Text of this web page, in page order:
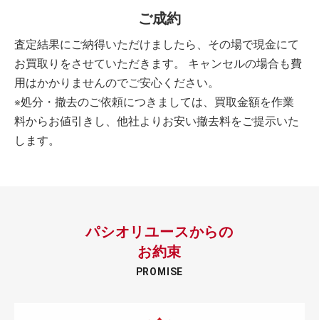
ご成約
査定結果にご納得いただけましたら、その場で現金にて
お買取りをさせていただきます。 キャンセルの場合も費
用はかかりませんのでご安心ください。
※処分・撤去のご依頼につきましては、買取金額を作業
料からお値引きし、他社よりお安い撤去料をご提示いた
します。
パシオリユースからの
お約束
PROMISE